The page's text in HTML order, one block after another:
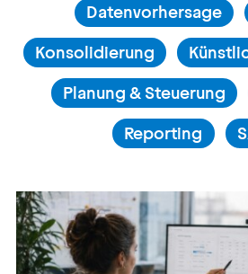
Datenvorhersage
Konsolidierung
Planung & Steuerung
Reporting
Kontakt
Kontakt,
AGBs